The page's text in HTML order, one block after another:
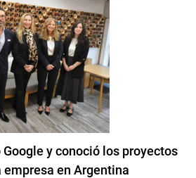
y conoció los proyectos
en Argentina